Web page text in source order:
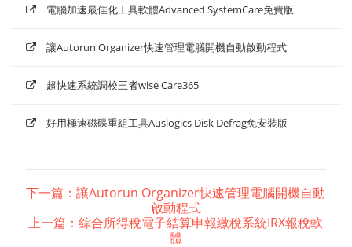
電腦加速最佳化工具軟體Advanced SystemCare免費版
讓Autorun Organizer快速管理電腦開機自動啟動程式
超快速系統調校王者wise Care365
好用極速磁碟重組工具Auslogics Disk Defrag免安裝版
下一篇：讓Autorun Organizer快速管理電腦開機自動
啟動程式
上一篇：綜合所得稅電子結算申報繳稅系統IRX報稅軟
體